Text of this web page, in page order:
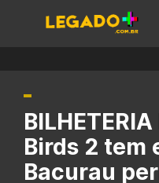
Birds 2 tem
Bacurau